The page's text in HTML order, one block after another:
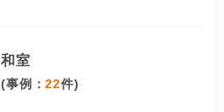
和室
(事例：22件)